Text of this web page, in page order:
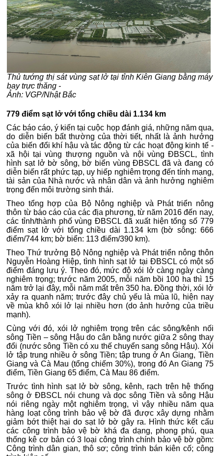
Thủ tướng thị sát vùng sạt lở tại tỉnh Kiên Giang bằng máy
bay trực thăng -
Ảnh: VGP/Nhật Bắc
779 điểm sạt lở với tổng chiều dài 1.134 km
Các báo cáo, ý kiến tại cuộc họp đánh giá, những năm qua,
do diễn biến bất thường của thời tiết, nhất là ảnh hưởng
của biến đổi khí hậu và tác động từ các hoạt động kinh tế -
xã hội tại vùng thượng nguồn và nội vùng ĐBSCL, tình
hình sạt lở bờ sông, bờ biển vùng ĐBSCL đã và đang có
diễn biến rất phức tạp, uy hiếp nghiêm trọng đến tính mạng,
tài sản của Nhà nước và nhân dân và ảnh hưởng nghiêm
trọng đến môi trường sinh thái.
Theo tổng hợp của Bộ Nông nghiệp và Phát triển nông
thôn từ báo cáo của các địa phương, từ năm 2016 đến nay,
các tỉnh/thành phố vùng ĐBSCL đã xuất hiện tổng số 779
điểm sạt lở với tổng chiều dài 1.134 km (bờ sông: 666
điểm/744 km; bờ biển: 113 điểm/390 km).
Theo Thứ trưởng Bộ Nông nghiệp và Phát triển nông thôn
Nguyễn Hoàng Hiệp, tình hình sạt lở tại ĐBSCL có một số
điểm đáng lưu ý. Theo đó, mức độ xói lở càng ngày càng
nghiêm trọng; trước năm 2005, mỗi năm bồi 100 ha thì 15
năm trở lại đây, mỗi năm mất trên 350 ha. Đồng thời, xói lở
xảy ra quanh năm; trước đây chủ yếu là mùa lũ, hiện nay
về mùa khô xói lở lại nhiều hơn (do ảnh hưởng của triều
mạnh).
Cùng với đó, xói lở nghiêm trọng trên các sông/kênh nối
sông Tiền – sông Hậu do cân bằng nước giữa 2 sông thay
đổi (nước sông Tiền có xu thế chuyển sang sông Hậu). Xói
lở tập trung nhiều ở sông Tiền; tập trung ở An Giang, Tiền
Giang và Cà Mau (tổng chiếm 30%), trong đó An Giang 75
điểm, Tiền Giang 65 điểm, Cà Mau 86 điểm.
Trước tình hình sạt lở bờ sông, kênh, rạch trên hệ thống
sông ở ĐBSCL nói chung và dọc sông Tiền và sông Hậu
nói riêng ngày một nghiêm trọng, vì vậy nhiều năm qua
hàng loạt công trình bảo vệ bờ đã được xây dựng nhằm
giảm bớt thiệt hại do sạt lở bờ gây ra. Hình thức kết cấu
các công trình bảo vệ bờ khá đa dạng, phong phú, qua
thống kê cơ bản có 3 loại công trình chính bảo vệ bờ gồm:
Công trình dân gian, thô sơ; công trình bán kiên cố; công